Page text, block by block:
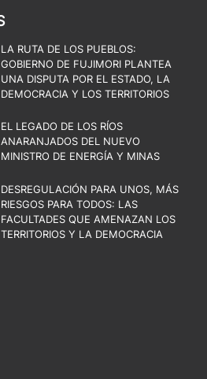
LA RUTA DE LOS PUEBLOS:
GOBIERNO DE FUJIMORI PLANTEA
UNA DISPUTA POR EL ESTADO, LA
DEMOCRACIA Y LOS TERRITORIOS
EL LEGADO DE LOS RÍOS
ANARANJADOS DEL NUEVO
MINISTRO DE ENERGÍA Y MINAS
DESREGULACIÓN PARA UNOS, MÁS
RIESGOS PARA TODOS: LAS
FACULTADES QUE AMENAZAN LOS
TERRITORIOS Y LA DEMOCRACIA